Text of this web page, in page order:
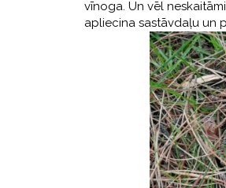
vīnoga. Un vēl
apliecina sastāvdaļu un